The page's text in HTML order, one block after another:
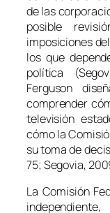
de las
posible
imposiciones
los que
política
Ferguson
comprender
televisión
cómo la
su toma de
75; Segovia,
La Comisión